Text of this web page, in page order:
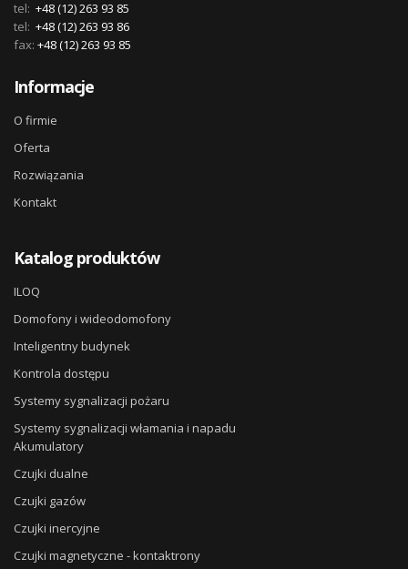
tel: +48 (12) 263 93 85
tel: +48 (12) 263 93 86
fax: +48 (12) 263 93 85
Informacje
O firmie
Oferta
Rozwiązania
Kontakt
Katalog produktów
ILOQ
Domofony i wideodomofony
Inteligentny budynek
Kontrola dostępu
Systemy sygnalizacji pożaru
Systemy sygnalizacji włamania i napadu
Akumulatory
Czujki dualne
Czujki gazów
Czujki inercyjne
Czujki magnetyczne - kontaktrony